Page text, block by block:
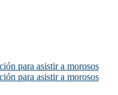
para asistir a morosos
para asistir a morosos